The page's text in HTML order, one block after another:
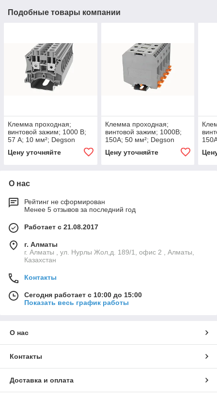
Подобные товары компании
Клемма проходная;
винтовой зажим; 1000 В;
57 А; 10 мм²; Degson
Цену уточняйте
Клемма проходная;
винтовой зажим; 1000В;
150А; 50 мм²; Degson
Цену уточняйте
О нас
Рейтинг не сформирован
Менее 5 отзывов за последний год
Работает с 21.08.2017
г. Алматы
г. Алматы , ул. Нурлы Жол,д. 189/1, офис 2 , Алматы,
Казахстан
Контакты
Сегодня работает с 10:00 до 15:00
Показать весь график работы
О нас
Контакты
Доставка и оплата